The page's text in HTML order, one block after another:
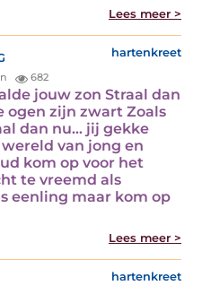
Lees meer >
hartenkreet
682
jouw zon Straal dan
ogen zijn zwart Zoals
dan nu… jij gekke
van jong en
kom op voor het
te vreemd als
eenling maar kom op
Lees meer >
hartenkreet